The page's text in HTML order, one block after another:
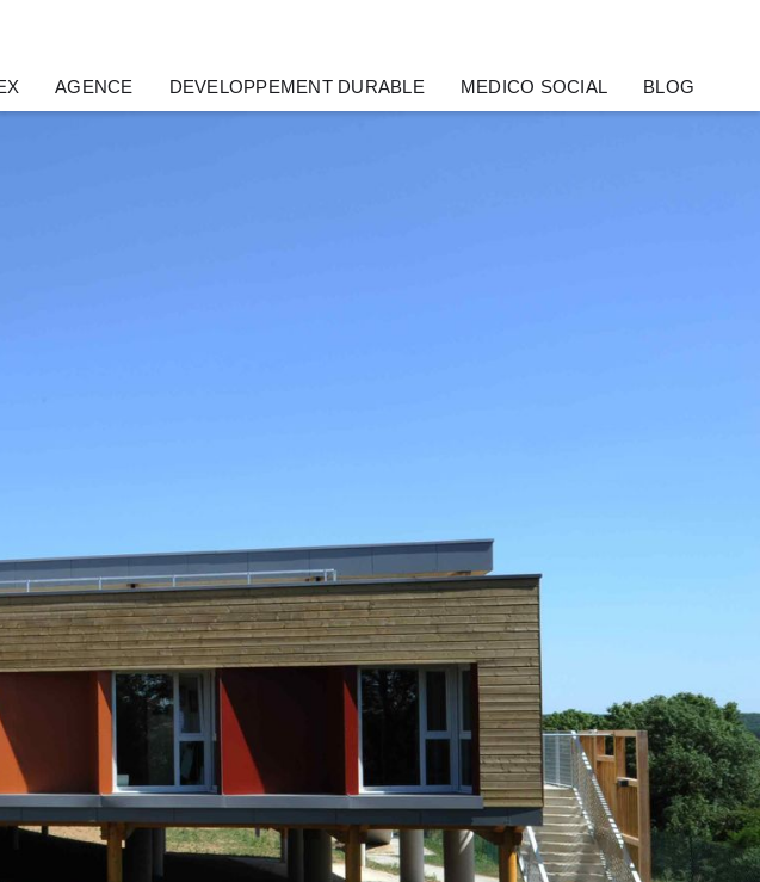
AGENCE DEVELOPPEMENT DURABLE MEDICO SOCIAL BLOG